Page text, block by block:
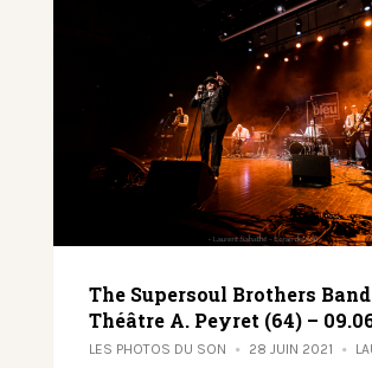
The Supersoul Brothers
Théâtre A. Peyret (64) –
LES PHOTOS DU SON 28 JUIN 2021